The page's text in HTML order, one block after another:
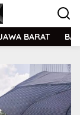
BARAT